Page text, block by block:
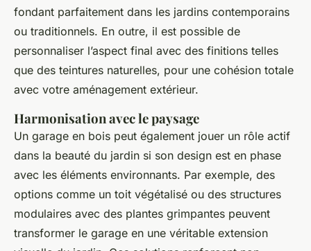
fondant parfaitement dans les jardins contemporains
ou traditionnels. En outre, il est possible de
personnaliser l’aspect final avec des finitions telles
que des teintures naturelles, pour une cohésion totale
avec votre aménagement extérieur.
Harmonisation avec le paysage
Un garage en bois peut également jouer un rôle actif
dans la beauté du jardin si son design est en phase
avec les éléments environnants. Par exemple, des
options comme un toit végétalisé ou des structures
modulaires avec des plantes grimpantes peuvent
transformer le garage en une véritable extension